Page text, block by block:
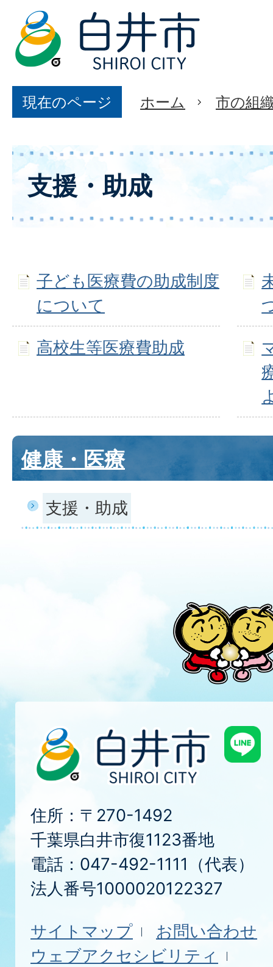
現在のページ ホーム 市の組
支援・助成
子ども医療費の助成制度
について
高校生等医療費助成
健康・医療
支援・助成
住所：〒270-1492
千葉県白井市復1123番地
電話：047-492-1111（代表）
法人番号1000020122327
サイトマップ
お問い合わせ
ウェブアクセシビリティ